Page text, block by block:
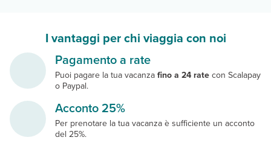
I vantaggi per chi viaggia con noi
Pagamento a rate
Puoi pagare la tua vacanzafino a 24 ratecon Scalapay
o Paypal.
Acconto 25%
Per prenotare la tua vacanza è sufficiente un acconto
del 25%.